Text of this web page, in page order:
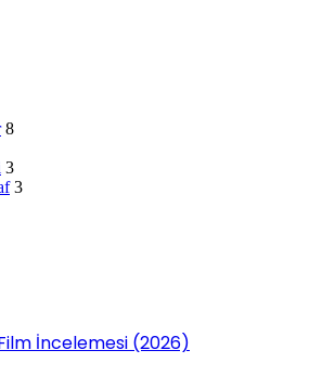
8
3
3
İncelemesi (2026)